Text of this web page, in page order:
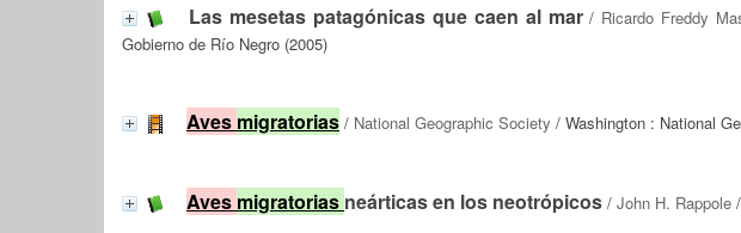
Las mesetas patagónicas que caen al mar/ Ricardo Freddy
Gobierno de Río Negro (2005)
Aves migratorias / National Geographic Society / Washington : National
Aves migratorias neárticas en los neotrópicos / John H. Rappole